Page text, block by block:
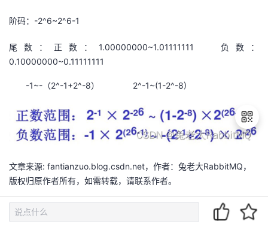
阶码：-2^6~2^6-1
尾数：正数：1.00000000~1.01111111 负数：
0.10000000~0.11111111
-1~-（2^-1+2^-8） 2^-1~(1-2^-8)
文章来源: fantianzuo.blog.csdn.net，作者：兔老大RabbitMQ，
版权归原作者所有，如需转载，请联系作者。
原文链接：fantianzuo.blog.csdn.net/article/details/126618650